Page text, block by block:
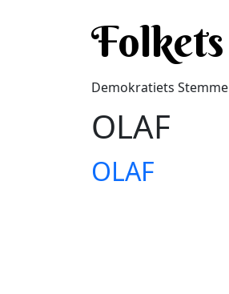
Folkets
Demokratiets Stemme
OLAF
OLAF